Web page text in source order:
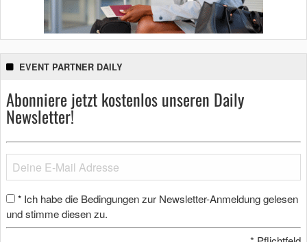
EVENT PARTNER DAILY
Abonniere jetzt kostenlos unseren Daily
Newsletter!
* Ich habe die Bedingungen zur Newsletter-Anmeldung gelesen
und stimme diesen zu.